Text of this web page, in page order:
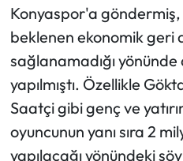
Konyaspor'a
beklenen ekonomik geri
sağlanamadığı
yapılmıştı. Özellikle
Saatçi gibi genç ve
oyuncunun yanı sıra 2
yapılacağı yönündeki